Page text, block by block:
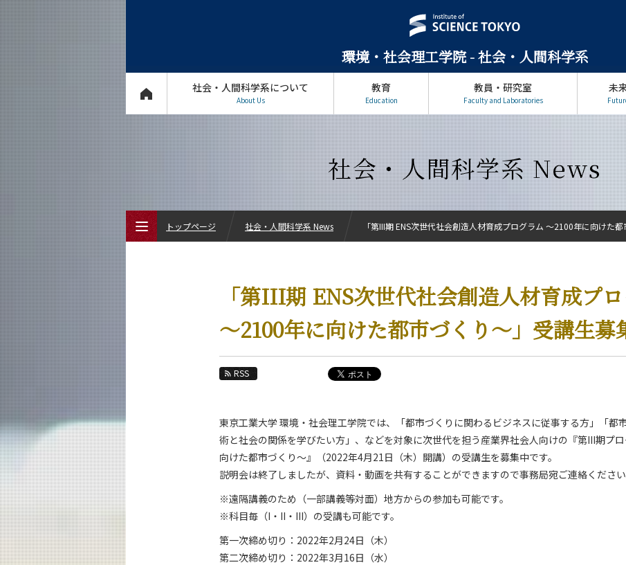
環境・社会理工学院 - 社会・人間科学系
社会・人間科学系について
About Us
教育
Education
教員・研究室
Faculty and Laboratories
未
社会・人間科学系 News
「第III期 ENS次世代社会創造人材育成プ
～2100年に向けた都市づくり～」受講生募
RSS
東京工業大学 環境・社会理工学院では、「都市づくりに関わるビジネスに従事する方」「都
術と社会の関係を学びたい方」、などを対象に次世代を担う産業界社会人向けの『第III期プ
向けた都市づくり～』（2022年4月21日（木）開講）の受講生を募集中です。
説明会は終了しましたが、資料・動画を共有することができますので事務局宛ご連絡ください
※遠隔講義のため（一部講義等対面）地方からの参加も可能です。
※科目毎（I・II・III）の受講も可能です。
第一次締め切り：2022年2月24日（木）
第二次締め切り：2022年3月16日（水）
トップページ 社会・人間科学系 News 「第III期 ENS次世代社会創造人材育成プログラム ～2100年に向けた
社会・人間科学系について
社会・人間科学系 News